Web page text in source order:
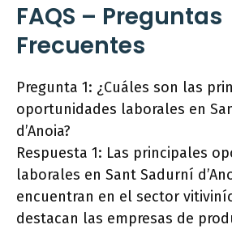
FAQS – Preguntas
Frecuentes
Pregunta 1: ¿Cuáles son las
oportunidades laborales en
d’Anoia?
Respuesta 1: Las principales
laborales en Sant Sadurní
encuentran en el sector
destacan las empresas de